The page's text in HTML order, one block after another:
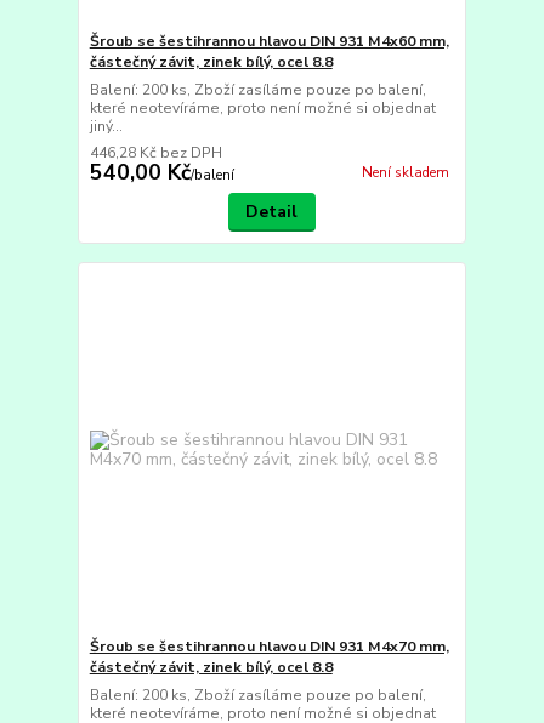
Šroub se šestihrannou hlavou DIN 931 M4x60 mm,
částečný závit, zinek bílý, ocel 8.8
Balení: 200 ks, Zboží zasíláme pouze po balení,
které neotevíráme, proto není možné si objednat
jiný...
540,00 Kč/balení
446,28 Kč bez DPH
Není skladem
Detail
Šroub se šestihrannou hlavou DIN 931 M4x70 mm,
částečný závit, zinek bílý, ocel 8.8
Balení: 200 ks, Zboží zasíláme pouze po balení,
které neotevíráme, proto není možné si objednat